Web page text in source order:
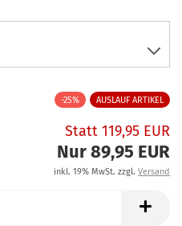
-25% AUSLAUF ARTIKEL
Statt 119,95 EUR
Nur 89,95 EUR
inkl. 19% MwSt. zzgl. Versand